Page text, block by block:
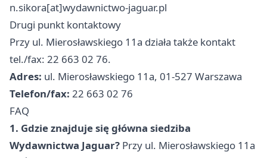
n.sikora[at]wydawnictwo-jaguar.pl
Drugi punkt kontaktowy
Przy ul. Mierosławskiego 11a działa także kontakt
tel./fax: 22 663 02 76.
Adres: ul. Mierosławskiego 11a, 01-527 Warszawa
Telefon/fax: 22 663 02 76
FAQ
1. Gdzie znajduje się główna siedziba
Wydawnictwa Jaguar? Przy ul. Mierosławskiego 11a